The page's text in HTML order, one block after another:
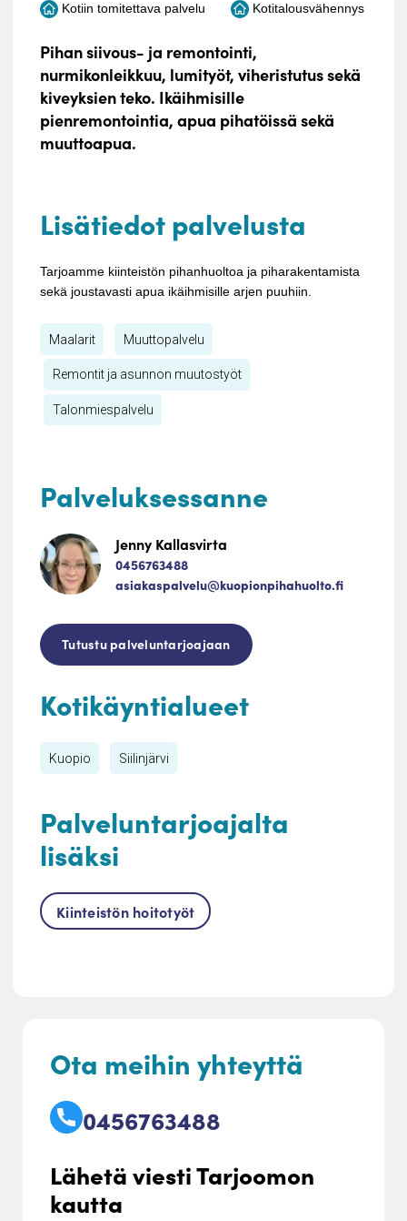
Kotiin tomitettava palvelu Kotitalousvähennys
Pihan siivous- ja remontointi,
nurmikonleikkuu, lumityöt, viheristutus sekä
kiveyksien teko. Ikäihmisille
pienremontointia, apua pihatöissä sekä
muuttoapua.
Lisätiedot palvelusta
Tarjoamme kiinteistön pihanhuoltoa ja piharakentamista
sekä joustavasti apua ikäihmisille arjen puuhiin.
Maalarit Muuttopalvelu
Remontit ja asunnon muutostyöt
Talonmiespalvelu
Palveluksessanne
Jenny Kallasvirta
0456763488
asiakaspalvelu@kuopionpihahuolto.fi
Tutustu palveluntarjoajaan
Kotikäyntialueet
Kuopio Siilinjärvi
Palveluntarjoajalta
lisäksi
Kiinteistön hoitotyöt
Ota meihin yhteyttä
0456763488
Lähetä viesti Tarjoomon
kautta